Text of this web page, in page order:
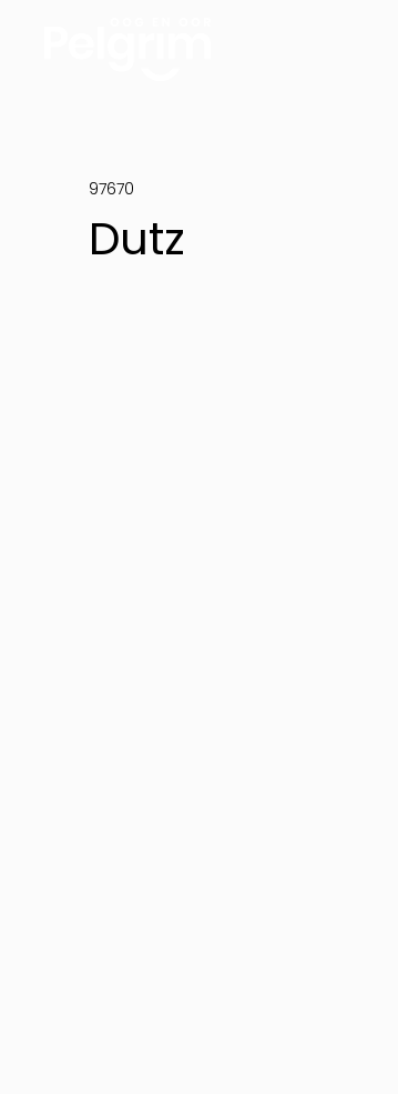
97670
Dutz